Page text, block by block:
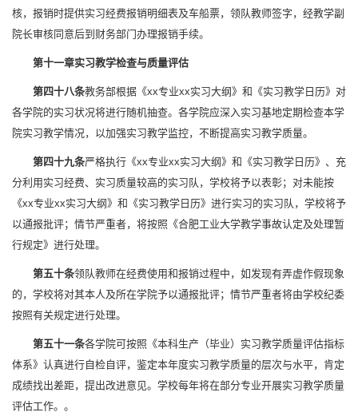
核，报销时提供实习经费报销明细表及车船票，领队教师签字，经教学副
院长审核同意后到财务部门办理报销手续。
第十一章实习教学检查与质量评估
第四十八条教务部根据《xx专业xx实习大纲》和《实习教学日历》对
各学院的实习状况将进行随机抽查。各学院应深入实习基地定期检查本学
院实习教学情况，以加强实习教学监控，不断提高实习教学质量。
第四十九条严格执行《xx专业xx实习大纲》和《实习教学日历》、充
分利用实习经费、实习质量较高的实习队，学校将予以表彰；对未能按
《xx专业xx实习大纲》和《实习教学日历》进行实习的实习队，学校将予
以通报批评；情节严重者，将按照《合肥工业大学教学事故认定及处理暂
行规定》进行处理。
第五十条领队教师在经费使用和报销过程中，如发现有弄虚作假现象
的，学校将对其本人及所在学院予以通报批评；情节严重者将由学校纪委
按照有关规定进行处理。
第五十一条各学院可按照《本科生产（毕业）实习教学质量评估指标
体系》认真进行自检自评，鉴定本年度实习教学质量的层次与水平，肯定
成绩找出差距，提出改进意见。学校每年将在部分专业开展实习教学质量
评估工作。。